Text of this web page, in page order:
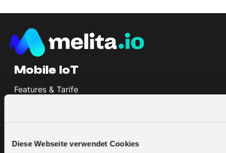
Diese Webseite verwendet Cookies
Mobile IoT
Features & Tarife
LoRaWAN IoT